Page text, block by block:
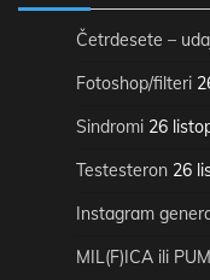
Četrdesete –
Fotoshop/filteri
Sindromi 26
Testesteron 26
Instagram
MIL(F)ICA ili